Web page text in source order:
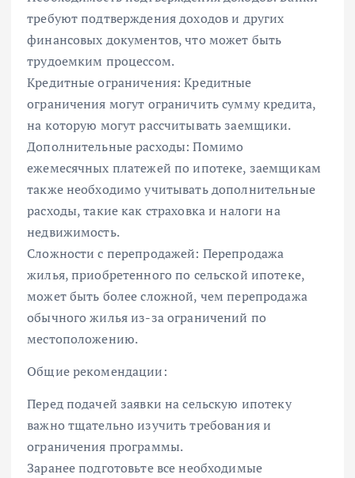
требуют подтверждения доходов и других
финансовых документов, что может быть
трудоемким процессом.
Кредитные ограничения: Кредитные
ограничения могут ограничить сумму кредита,
на которую могут рассчитывать заемщики.
Дополнительные расходы: Помимо
ежемесячных платежей по ипотеке, заемщикам
также необходимо учитывать дополнительные
расходы, такие как страховка и налоги на
недвижимость.
Сложности с перепродажей: Перепродажа
жилья, приобретенного по сельской ипотеке,
может быть более сложной, чем перепродажа
обычного жилья из-за ограничений по
местоположению.
Общие рекомендации:
Перед подачей заявки на сельскую ипотеку
важно тщательно изучить требования и
ограничения программы.
Заранее подготовьте все необходимые